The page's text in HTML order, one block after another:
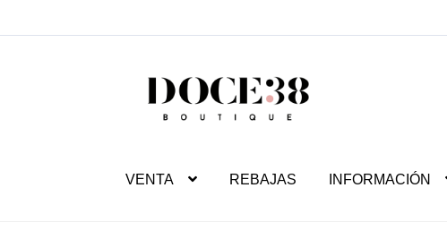
SALTAR
VENTA REBAJAS INFORMACIÓN